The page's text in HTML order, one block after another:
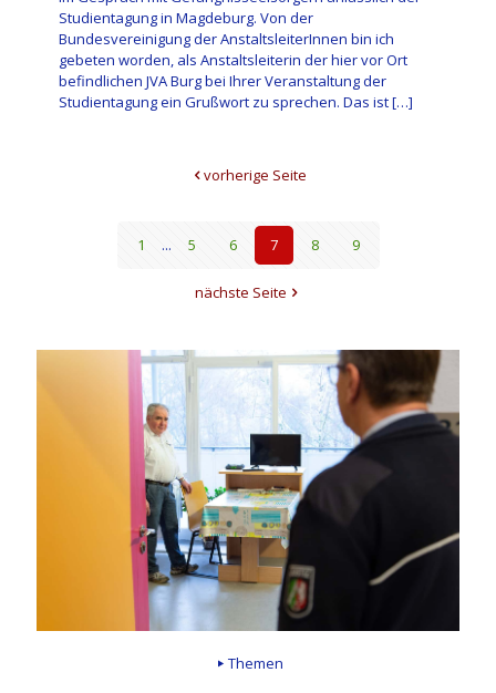
Studientagung in Magdeburg. Von der
Bundesvereinigung der AnstaltsleiterInnen bin ich
gebeten worden, als Anstaltsleiterin der hier vor Ort
befindlichen JVA Burg bei Ihrer Veranstaltung der
Studientagung ein Grußwort zu sprechen. Das ist[…]
vorherige Seite
1 ... 5 6 7 8 9
nächste Seite
Themen